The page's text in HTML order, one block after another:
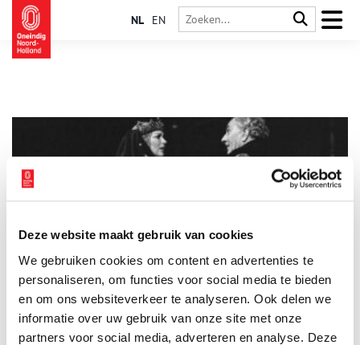
Deze website maakt gebruik van cookies
We gebruiken cookies om content en advertenties te
personaliseren, om functies voor social media te bieden
en om ons websiteverkeer te analyseren. Ook delen we
informatie over uw gebruik van onze site met onze
partners voor social media, adverteren en analyse. Deze
NL EN
In 1968 kwam een eind aan een nieuwjaarstraditie van 331
jaar: de opvoering van Vondels Gijsbrecht van Amstel in de
Stadsschouwburg. Hoe kwam dit gebruik tot stand? En hoe
liep het ooit stuk?